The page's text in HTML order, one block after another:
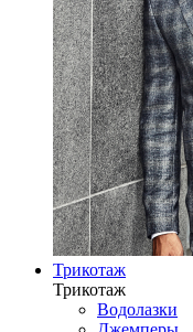
Трикотаж
Трикотаж
Водолазки